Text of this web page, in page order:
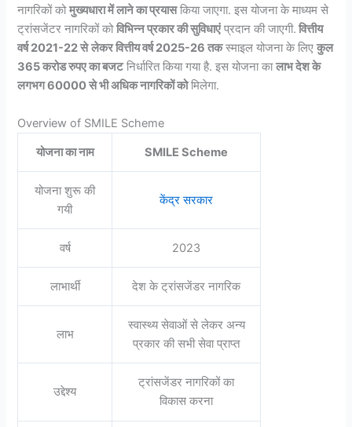
नागरिकों कोमुख्यधारा में लाने का प्रयासकिया जाएगा. इस योजना के माध्यम से
ट्रांसजेंटर नागरिकों कोविभिन्न प्रकार की सुविधाएंप्रदान की जाएगी. वित्तीय
वर्ष 2021-22 से लेकर वित्तीय वर्ष 2025-26 तकस्माइल योजना के लिएकुल
365 करोड रुपए का बजटनिर्धारित किया गया है. इस योजना कालाभ देश के
लगभग 60000 से भी अधिक नागरिकों कोमिलेगा.
Overview of SMILE Scheme
योजना का नाम SMILE Scheme
योजना शुरू की
गयी
केंद्र सरकार
वर्ष 2023
लाभार्थी देश के ट्रांसजेंडर नागरिक
लाभ
स्वास्थ्य सेवाओं से लेकर अन्य
प्रकार की सभी सेवा प्राप्त
उद्देश्य
ट्रांसजेंडर नागरिकों का
विकास करना